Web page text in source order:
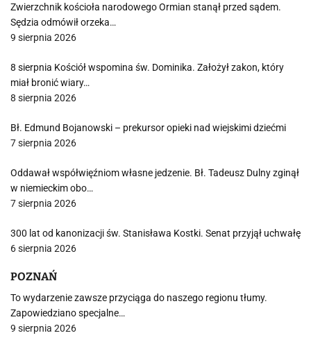
Zwierzchnik kościoła narodowego Ormian stanął przed sądem.
Sędzia odmówił orzeka…
9 sierpnia 2026
8 sierpnia Kościół wspomina św. Dominika. Założył zakon, który
miał bronić wiary…
8 sierpnia 2026
Bł. Edmund Bojanowski – prekursor opieki nad wiejskimi dziećmi
7 sierpnia 2026
Oddawał współwięźniom własne jedzenie. Bł. Tadeusz Dulny zginął
w niemieckim obo…
7 sierpnia 2026
300 lat od kanonizacji św. Stanisława Kostki. Senat przyjął uchwałę
6 sierpnia 2026
POZNAŃ
To wydarzenie zawsze przyciąga do naszego regionu tłumy.
Zapowiedziano specjalne…
9 sierpnia 2026